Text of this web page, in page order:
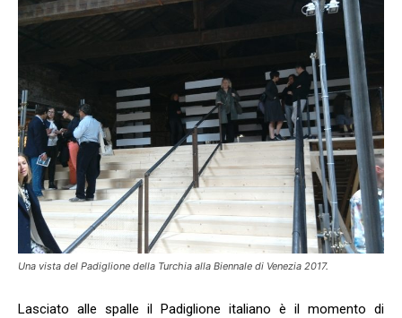
Una vista del Padiglione della Turchia alla Biennale di Venezia 2017.
Lasciato alle spalle il Padiglione italiano è il momento di